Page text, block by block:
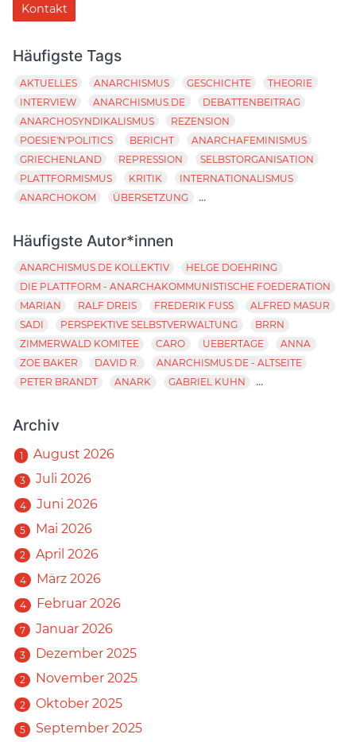
Kontakt
Häufigste Tags
AKTUELLES ANARCHISMUS GESCHICHTE
THEORIE
INTERVIEW
ANARCHISMUS.DE
DEBATTENBEITRAG
ANARCHOSYNDIKALISMUS
REZENSION
POESIE'N'POLITICS
BERICHT
ANARCHAFEMINISMUS
GRIECHENLAND
REPRESSION
SELBSTORGANISATION
PLATTFORMISMUS
KRITIK
INTERNATIONALISMUS
ANARCHOKOM
ÜBERSETZUNG ...
Häufigste Autor*innen
ANARCHISMUS.DE KOLLEKTIV
HELGE DOEHRING
DIE PLATTFORM - ANARCHAKOMMUNISTISCHE FOEDERATION
MARIAN
RALF DREIS FREDERIK FUSS
ALFRED MASUR
SADI
PERSPEKTIVE SELBSTVERWALTUNG
BRRN
ZIMMERWALD KOMITEE
CARO UEBERTAGE
ANNA
ZOE BAKER
DAVID R.
ANARCHISMUS.DE - ALTSEITE
PETER BRANDT
ANARK GABRIEL KUHN ...
Archiv
1 August 2026
3 Juli 2026
4 Juni 2026
5 Mai 2026
2 April 2026
4 März 2026
4 Februar 2026
7 Januar 2026
3 Dezember 2025
2 November 2025
2 Oktober 2025
5 September 2025